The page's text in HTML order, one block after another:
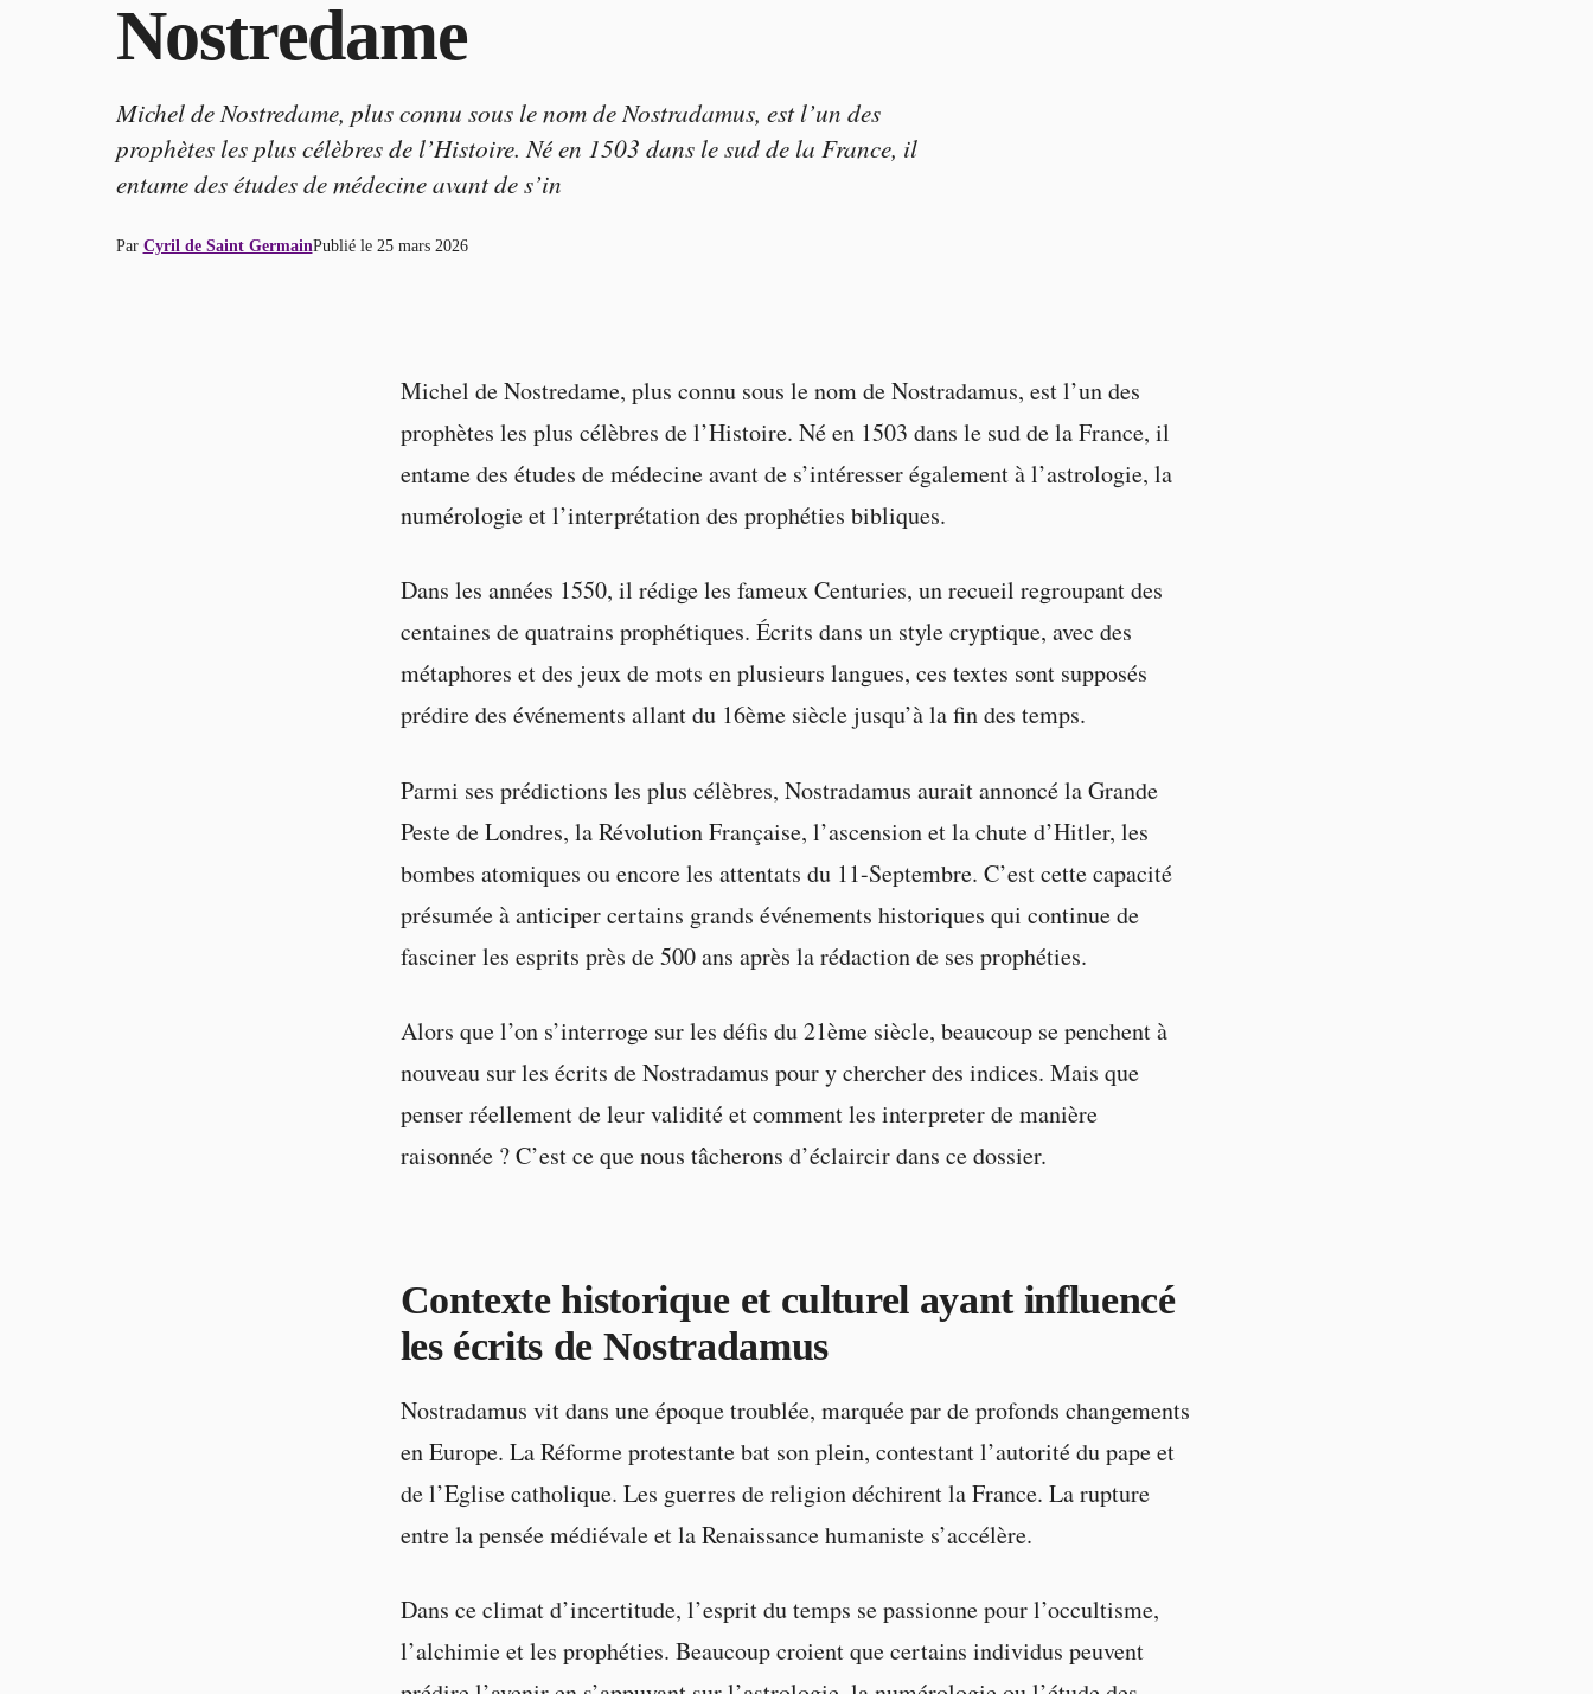
Nostredame
Michel de Nostredame, plus connu sous le nom de Nostradamus, est l’un des
prophètes les plus célèbres de l’Histoire. Né en 1503 dans le sud de la France, il
entame des études de médecine avant de s’in
Par Cyril de Saint GermainPublié le 25 mars 2026
Michel de Nostredame, plus connu sous le nom de Nostradamus, est l’un des
prophètes les plus célèbres de l’Histoire. Né en 1503 dans le sud de la France, il
entame des études de médecine avant de s’intéresser également à l’astrologie, la
numérologie et l’interprétation des prophéties bibliques.
Dans les années 1550, il rédige les fameux Centuries, un recueil regroupant des
centaines de quatrains prophétiques. Écrits dans un style cryptique, avec des
métaphores et des jeux de mots en plusieurs langues, ces textes sont supposés
prédire des événements allant du 16ème siècle jusqu’à la fin des temps.
Parmi ses prédictions les plus célèbres, Nostradamus aurait annoncé la Grande
Peste de Londres, la Révolution Française, l’ascension et la chute d’Hitler, les
bombes atomiques ou encore les attentats du 11-Septembre. C’est cette capacité
présumée à anticiper certains grands événements historiques qui continue de
fasciner les esprits près de 500 ans après la rédaction de ses prophéties.
Alors que l’on s’interroge sur les défis du 21ème siècle, beaucoup se penchent à
nouveau sur les écrits de Nostradamus pour y chercher des indices. Mais que
penser réellement de leur validité et comment les interpreter de manière
raisonnée ? C’est ce que nous tâcherons d’éclaircir dans ce dossier.
Contexte historique et culturel ayant influencé
les écrits de Nostradamus
Nostradamus vit dans une époque troublée, marquée par de profonds changements
en Europe. La Réforme protestante bat son plein, contestant l’autorité du pape et
de l’Eglise catholique. Les guerres de religion déchirent la France. La rupture
entre la pensée médiévale et la Renaissance humaniste s’accélère.
Dans ce climat d’incertitude, l’esprit du temps se passionne pour l’occultisme,
l’alchimie et les prophéties. Beaucoup croient que certains individus peuvent